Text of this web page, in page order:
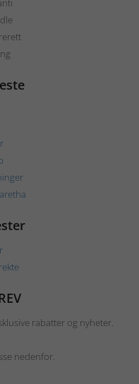
rabatter og nyheter.
nedenfor.